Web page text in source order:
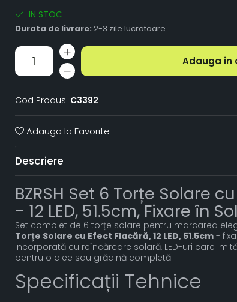
IN STOC
Durata de livrare: 2-3 zile lucratoare
Adauga in
Cod Produs: C3392
Adauga la Favorite
Descriere
BZRSH Set 6 Torțe Solare
- 12 LED, 51.5cm, Fixare în Sol
Set complet de 6 torțe solare pentru marcarea
Torțe Solare cu Efect Flacără, 12 LED, 51.5cm-
incorporată cu reîncărcare solară, LED-uri care
pentru o alee sau grădină completă.
Specificații Tehnice